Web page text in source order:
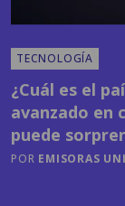
avanzado en
puede
EMISORAS